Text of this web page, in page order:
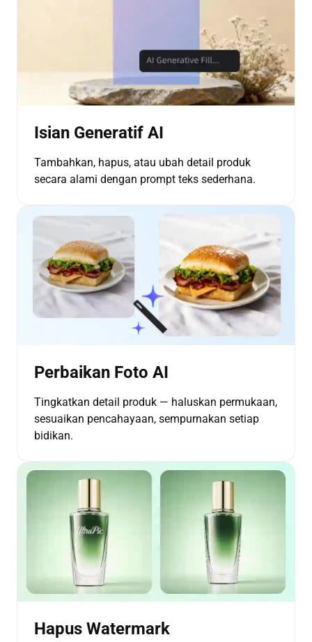
Isian Generatif AI
Tambahkan, hapus, atau ubah detail produk
secara alami dengan prompt teks sederhana.
Perbaikan Foto AI
Tingkatkan detail produk — haluskan permukaan,
sesuaikan pencahayaan, sempurnakan setiap
bidikan.
Hapus Watermark